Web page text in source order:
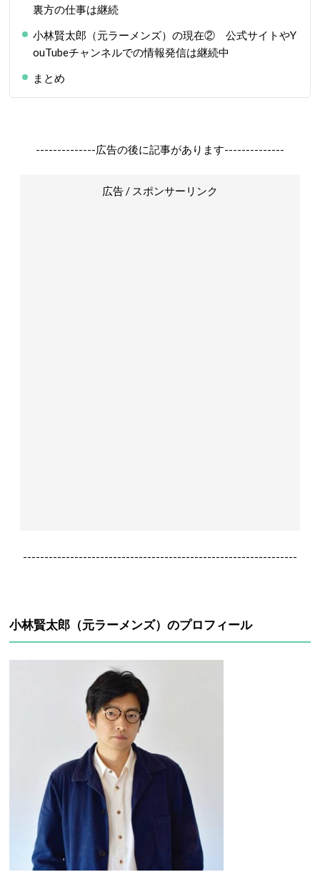
裏方の仕事は継続
小林賢太郎（元ラーメンズ）の現在② 公式サイトやY
ouTubeチャンネルでの情報発信は継続中
まとめ
--------------広告の後に記事があります--------------
広告 / スポンサーリンク
----------------------------------------------------------------
小林賢太郎（元ラーメンズ）のプロフィール